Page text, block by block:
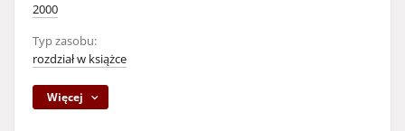
2000
Typ zasobu:
rozdział w książce
Więcej